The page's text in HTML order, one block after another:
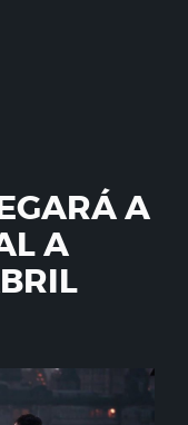
A
A